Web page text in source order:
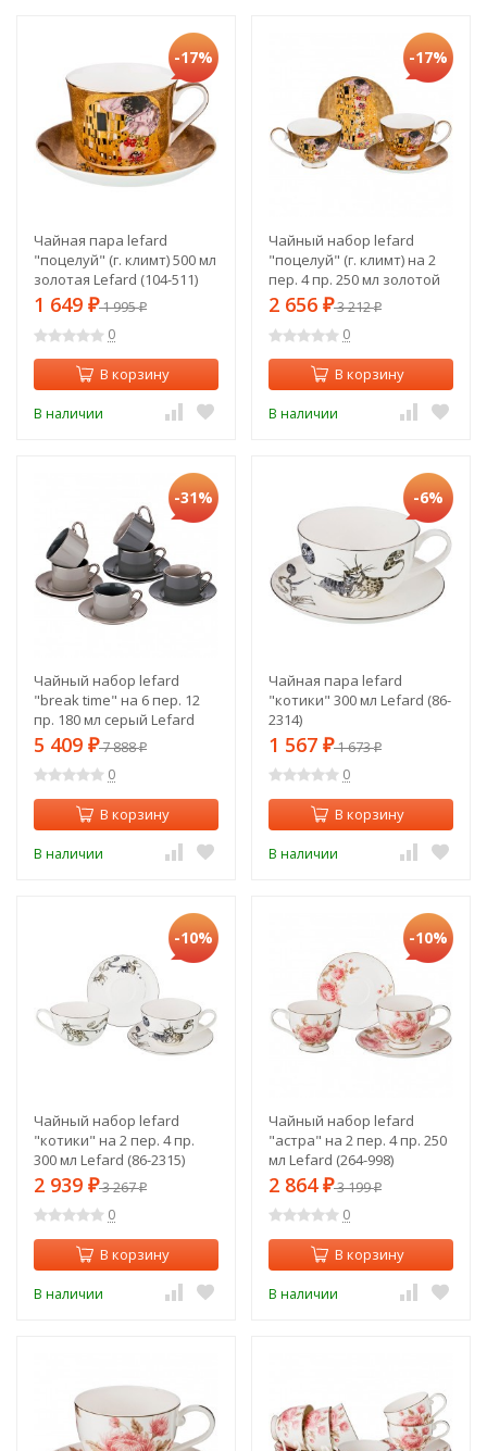
-17%
Чайная пара lefard
"поцелуй" (г. климт) 500 мл
золотая Lefard (104-511)
1 649 ₽1 995₽
0
В корзину
В наличии
-17%
Чайный набор lefard
"поцелуй" (г. климт) на 2
пер. 4 пр. 250 мл золотой
Lefard (104-510)
2 656 ₽3 212₽
0
В корзину
В наличии
-31%
Чайный набор lefard
"break time" на 6 пер. 12
пр. 180 мл серый Lefard
(86-2279)
5 409 ₽7 888₽
0
В корзину
В наличии
-6%
Чайная пара lefard
"котики" 300 мл Lefard (86-
2314)
1 567 ₽1 673₽
0
В корзину
В наличии
-10%
Чайный набор lefard
"котики" на 2 пер. 4 пр.
300 мл Lefard (86-2315)
2 939 ₽3 267₽
0
В корзину
В наличии
-10%
Чайный набор lefard
"астра" на 2 пер. 4 пр. 250
мл Lefard (264-998)
2 864 ₽3 199₽
0
В корзину
В наличии